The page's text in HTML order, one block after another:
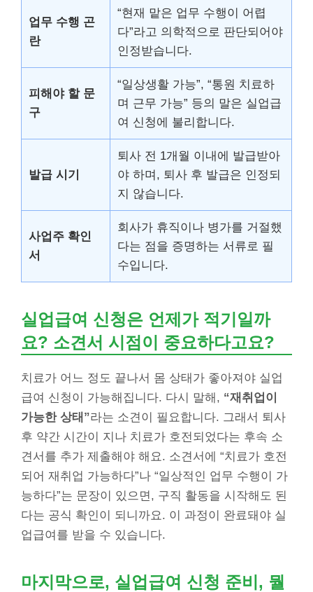
업무 수행 곤
란
“현재 맡은 업무 수행이 어렵
다”라고 의학적으로 판단되어야
인정받습니다.
피해야 할 문
구
“일상생활 가능”, “통원 치료하
며 근무 가능” 등의 말은 실업급
여 신청에 불리합니다.
발급 시기
퇴사 전 1개월 이내에 발급받아
야 하며, 퇴사 후 발급은 인정되
지 않습니다.
사업주 확인
서
회사가 휴직이나 병가를 거절했
다는 점을 증명하는 서류로 필
수입니다.
실업급여 신청은 언제가 적기일까
요? 소견서 시점이 중요하다고요?
치료가 어느 정도 끝나서 몸 상태가 좋아져야 실업
급여 신청이 가능해집니다. 다시 말해, “재취업이
가능한 상태”라는 소견이 필요합니다. 그래서 퇴사
후 약간 시간이 지나 치료가 호전되었다는 후속 소
견서를 추가 제출해야 해요. 소견서에 “치료가 호전
되어 재취업 가능하다”나 “일상적인 업무 수행이 가
능하다”는 문장이 있으면, 구직 활동을 시작해도 된
다는 공식 확인이 되니까요. 이 과정이 완료돼야 실
업급여를 받을 수 있습니다.
마지막으로, 실업급여 신청 준비, 뭘